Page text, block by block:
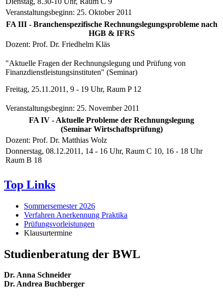
Veranstaltungsbeginn: 25. Oktober 2011
FA III - Branchenspezifische Rechnungslegungsprobleme nach
HGB & IFRS
Dozent: Prof. Dr. Friedhelm Kläs
"Aktuelle Fragen der Rechnungslegung und Prüfung von
Finanzdienstleistungsinstituten" (Seminar)
Freitag, 25.11.2011, 9 - 19 Uhr, Raum P 12
Veranstaltungsbeginn: 25. November 2011
FA IV - Aktuelle Probleme der Rechnungslegung
(Seminar Wirtschaftsprüfung)
Dozent: Prof. Dr. Matthias Wolz
Donnerstag, 08.12.2011, 14 - 16 Uhr, Raum C 10, 16 - 18 Uhr
Raum B 18
Top Links
Sommersemester 2026
Verfahren Anerkennung Praktika
Prüfungsvorleistungen
Klausurtermine
Studienberatung der BWL
Dr. Anna Schneider
Dr. Andrea Buchberger